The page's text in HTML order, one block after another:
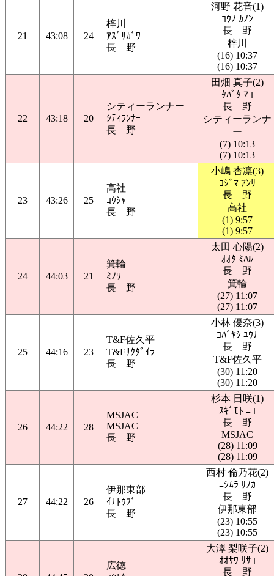
21 43:08 24
梓川
ｱｽﾞｻｶﾞﾜ
長 野
河野 花音(1)
ｺｳﾉ ｶﾉﾝ
長 野
梓川
(16) 10:37
(16) 10:37
22 43:18 20
シティーランナー
ｼﾃｨﾗﾝﾅｰ
長 野
田畑 真子(2)
ﾀﾊﾞﾀ ﾏｺ
長 野
シティーランナ
ー
(7) 10:13
(7) 10:13
23 43:26 25
高社
ｺｳｼｬ
長 野
小嶋 杏凛(3)
ｺｼﾞﾏ ｱﾝﾘ
長 野
高社
(1) 9:57
(1) 9:57
24 44:03 21
箕輪
ﾐﾉﾜ
長 野
太田 心陽(2)
ｵｵﾀ ﾐﾊﾙ
長 野
箕輪
(27) 11:07
(27) 11:07
25 44:16 23
T&F佐久平
T&Fｻｸﾀﾞｲﾗ
長 野
小林 優奈(3)
ｺﾊﾞﾔｼ ﾕｳﾅ
長 野
T&F佐久平
(30) 11:20
(30) 11:20
26 44:22 28
MSJAC
MSJAC
長 野
杉本 日咲(1)
ｽｷﾞﾓﾄ ﾆｺ
長 野
MSJAC
(28) 11:09
(28) 11:09
27 44:22 26
伊那東部
ｲﾅﾄｳﾌﾞ
長 野
西村 倫乃花(2)
ﾆｼﾑﾗ ﾘﾉｶ
長 野
伊那東部
(23) 10:55
(23) 10:55
広徳
大澤 梨咲子(2)
ｵｵｻﾜ ﾘｻｺ
長 野